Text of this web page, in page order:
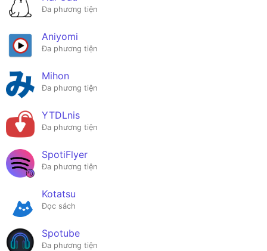
Đa phương tiện
Aniyomi
Đa phương tiện
Mihon
Đa phương tiện
YTDLnis
Đa phương tiện
SpotiFlyer
Đa phương tiện
Kotatsu
Đọc sách
Spotube
Đa phương tiện